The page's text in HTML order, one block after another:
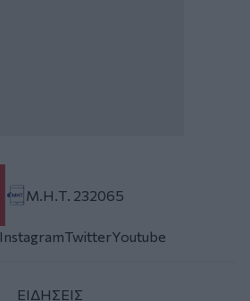
Μ.Η.Τ. 232065
InstagramTwitterYoutube
ΕΙΔΗΣΕΙΣ